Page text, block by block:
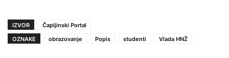
IZVOR
Čapljinski Portal
OZNAKE
obrazovanje Popis studenti Vlada HNŽ